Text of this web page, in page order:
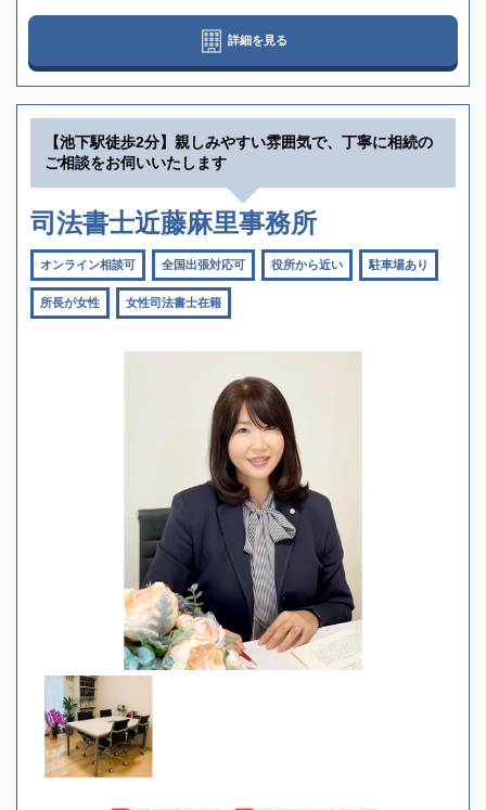
詳細を見る
【池下駅徒歩2分】親しみやすい雰囲気で、丁寧に相続の
ご相談をお伺いいたします
司法書士近藤麻里事務所
オンライン相談可 全国出張対応可 役所から近い 駐車場あり
所長が女性 女性司法書士在籍